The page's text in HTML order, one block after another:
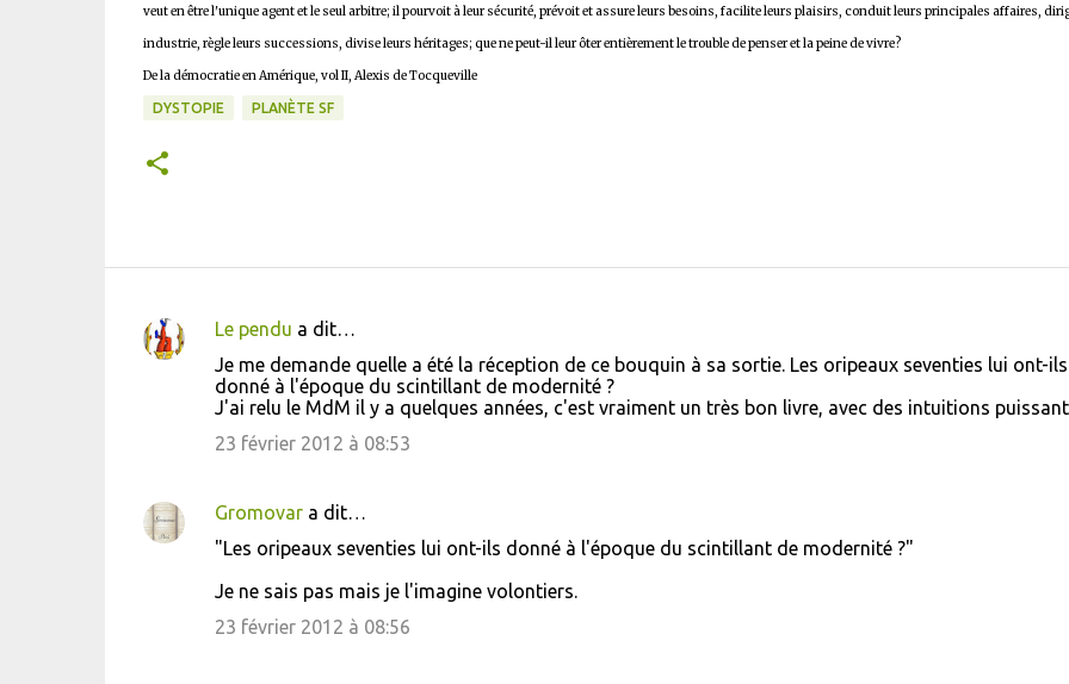
veut en être l'unique agent et le seul arbitre; il pourvoit à leur sécurité, prévoit et assure leurs besoins, facilite leurs plaisirs, conduit leurs principales affaires,
industrie, règle leurs successions, divise leurs héritages; que ne peut-il leur ôter entièrement le trouble de penser et la peine de vivre?
De la démocratie en Amérique, vol II, Alexis de Tocqueville
DYSTOPIE PLANÈTE SF
C
n
t
Le pendu a dit…
Je me demande quelle a été la réception de ce bouquin à sa sortie. Les oripeaux seventies lui ont-ils
donné à l'époque du scintillant de modernité ?
J'ai relu le MdM il y a quelques années, c'est vraiment un très bon livre, avec des intuitions
23 février 2012 à 08:53
Gromovara dit…
"Les oripeaux seventies lui ont-ils donné à l'époque du scintillant de modernité ?"
Je ne sais pas mais je l'imagine volontiers.
23 février 2012 à 08:56